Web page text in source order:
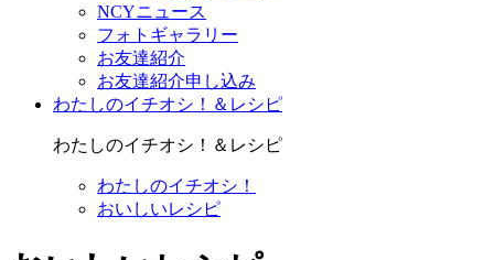
NCYニュース
フォトギャラリー
お友達紹介
お友達紹介申し込み
わたしのイチオシ！＆レシピ
わたしのイチオシ！＆レシピ
わたしのイチオシ！
おいしいレシピ